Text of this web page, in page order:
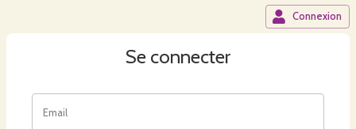
Connexion
Se connecter
Email